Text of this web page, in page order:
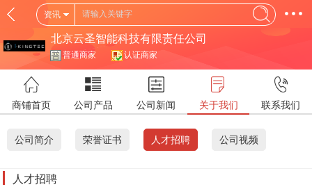
资讯
北京云圣智能科技有限责任公司
普通商家 认证商家
商铺首页 公司产品 公司新闻 关于我们 联系我们
公司简介 荣誉证书 人才招聘 公司视频
人才招聘